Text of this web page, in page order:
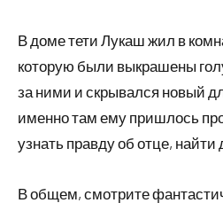
В доме тети Лукаш жил в
которую были выкрашены
за ними и скрывался новый
именно там ему пришлось
узнать правду об отце, найти
В общем, смотрите